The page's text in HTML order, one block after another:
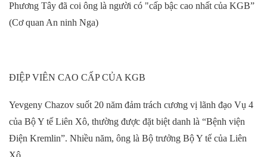
Phương Tây đã coi ông là người có "cấp bậc cao nhất của KGB”
(Cơ quan An ninh Nga)
ĐIỆP VIÊN CAO CẤP CỦA KGB
Yevgeny Chazov suốt20 năm đảm trách cương vị lãnh đạo Vụ 4
của Bộ Y tế Liên Xô, thường được đặt biệt danh là “Bệnh viện
Điện Kremlin”. Nhiều năm, ông là Bộ trưởng Bộ Y tế của Liên